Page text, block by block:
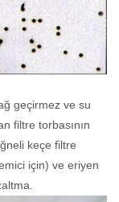
geçirmez ve su
filtre torbasının
keçe filtre
için) ve eriyen